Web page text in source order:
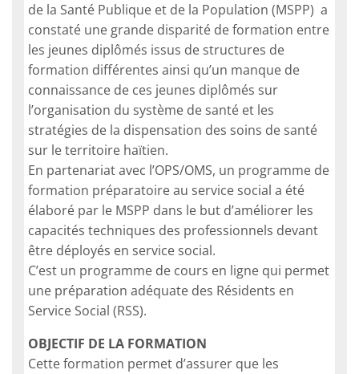
de la Santé Publique et de la Population (MSPP) a
constaté une grande disparité de formation entre
les jeunes diplômés issus de structures de
formation différentes ainsi qu’un manque de
connaissance de ces jeunes diplômés sur
l’organisation du système de santé et les
stratégies de la dispensation des soins de santé
sur le territoire haïtien.
En partenariat avec l’OPS/OMS, un programme de
formation préparatoire au service social a été
élaboré par le MSPP dans le but d’améliorer les
capacités techniques des professionnels devant
être déployés en service social.
C’est un programme de cours en ligne qui permet
une préparation adéquate des Résidents en
Service Social (RSS).
OBJECTIF DE LA FORMATION
Cette formation permet d’assurer que les